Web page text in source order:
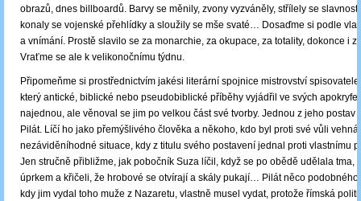
obrazů, dnes billboardů. Barvy se měnily, zvony vyzváněly, střílely se
konaly se vojenské přehlídky a sloužily se mše svaté… Dosaďme si podle
a vnímání. Prostě slavilo se za monarchie, za okupace, za totality, dokonce i
Vraťme se ale k velikonočnímu týdnu.
Připomeňme si prostřednictvím jakési literární spojnice mistrovství
který antické, biblické nebo pseudobiblické příběhy vyjádřil ve svých
najednou, ale věnoval se jim po velkou část své tvorby. Jednou z jeho postav
Pilát. Líčí ho jako přemýšlivého člověka a někoho, kdo byl proti své vůli
nezáviděníhodné situace, kdy z titulu svého postavení jednal proti vlastnímu
Jen stručně přibližme, jak pobočník Suza líčil, když se po obědě udělala tma,
úprkem a křičeli, že hrobové se otvírají a skály pukají… Pilát něco podobného
kdy jim vydal toho muže z Nazaretu, vlastně musel vydat, protože římská